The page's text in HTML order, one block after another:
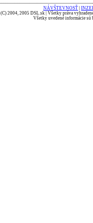
NÁVŠTEVNOSŤ
(C) 2004, 2005 DSL.sk | Všetky práva
Všetky uvedené informácie sú